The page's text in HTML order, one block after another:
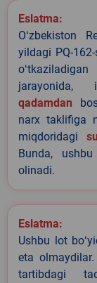
Eslatma:
Oʻzbekiston
yildagi PQ-
jarayonida,
qadamdan
narx taklifiga
miqdoridagi
Bunda,
olinadi.
Eslatma:
Ushbu lot
eta
tartibdagi